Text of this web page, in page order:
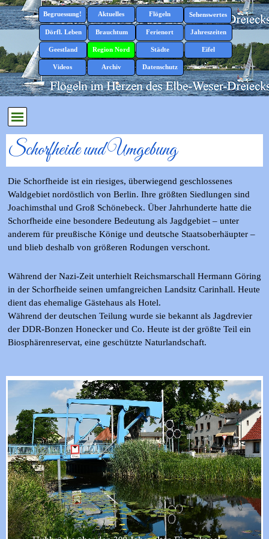
Direkt zum Seiteninhalt
Menü überspringen
Begruessung! Aktuelles ▼
Flögeln ▼
Sehenswertes ▼
Dörfl. Leben ▼
Brauchtum ▼
Ferienort ▼
Jahreszeiten
Geestland ▼
Region Nord ▼
Städte ▼
Eifel ▼
Videos Archiv ▼
Datenschutz
Menü überspringen
Schorfheide und Umgebung
Die Schorfheide ist ein riesiges, überwiegend geschlossenes
Waldgebiet nordöstlich von Berlin. Ihre größten Siedlungen sind
Joachimsthal und Groß Schönebeck. Über Jahrhunderte hatte die
Schorfheide eine besondere Bedeutung als Jagdgebiet – unter
anderem für preußische Könige und deutsche Staatsoberhäupter –
und blieb deshalb von größeren Rodungen verschont.
Während der Nazi-Zeit unterhielt Reichsmarschall Hermann Göring
in der Schorfheide seinen umfangreichen Landsitz Carinhall. Heute
dient das ehemalige Gästehaus als Hotel.
Während der deutschen Teilung wurde sie bekannt als Jagdrevier
der DDR-Bonzen Honecker und Co. Heute ist der größte Teil ein
Biosphärenreservat, eine geschützte Naturlandschaft.